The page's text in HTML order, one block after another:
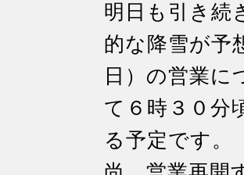
明日も引き続
的な降雪が予
日）の営業に
て６時３０分
る予定です。